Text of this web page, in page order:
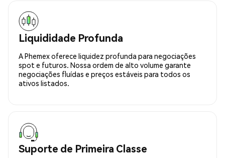
Liquididade Profunda
A Phemex oferece liquidez profunda para negociações
spot e futuros. Nossa ordem de alto volume garante
negociações fluídas e preços estáveis para todos os
ativos listados.
Suporte de Primeira Classe